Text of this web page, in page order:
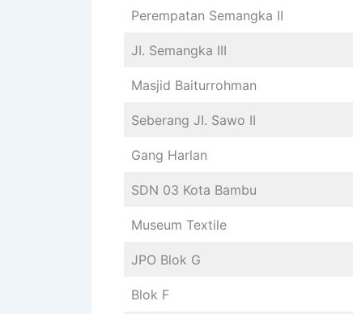
Perempatan Semangka II
JI. Semangka III
Masjid Baiturrohman
Seberang JI. Sawo II
Gang Harlan
SDN 03 Kota Bambu
Museum Textile
JPO Blok G
Blok F